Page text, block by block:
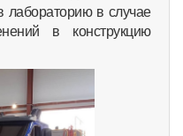
лабораторию в случае
в конструкцию